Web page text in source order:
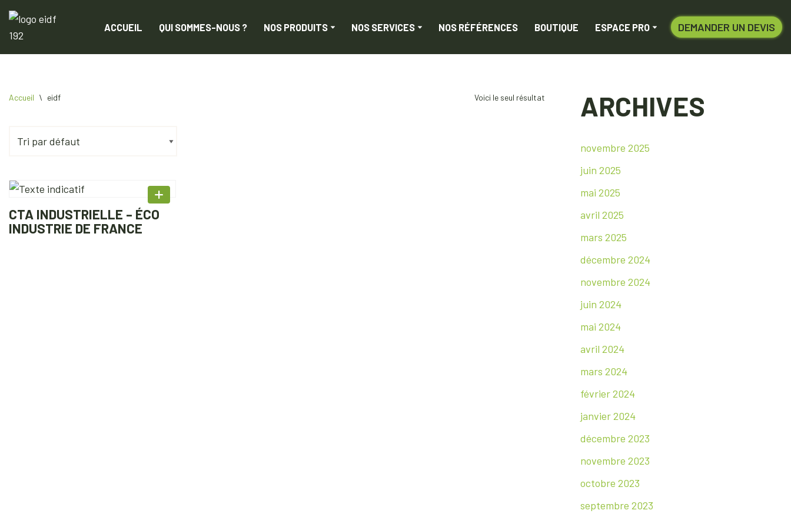
Aller
ACCUEIL QUI SOMMES-NOUS ? NOS PRODUITS NOS SERVICES NOS RÉFÉRENCES BOUTIQUE ESPACE PRO DEMANDER UN DEVIS
Accueil \ eidf Voici le seul résultat
CTA INDUSTRIELLE – ÉCO
INDUSTRIE DE FRANCE
ARCHIVES
novembre 2025
juin 2025
mai 2025
avril 2025
mars 2025
décembre 2024
novembre 2024
juin 2024
mai 2024
avril 2024
mars 2024
février 2024
janvier 2024
décembre 2023
novembre 2023
octobre 2023
septembre 2023